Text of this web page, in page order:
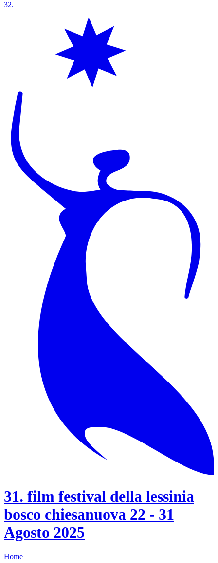
32.
31. film festival della lessinia
bosco chiesanuova 22 - 31
Agosto 2025
Home